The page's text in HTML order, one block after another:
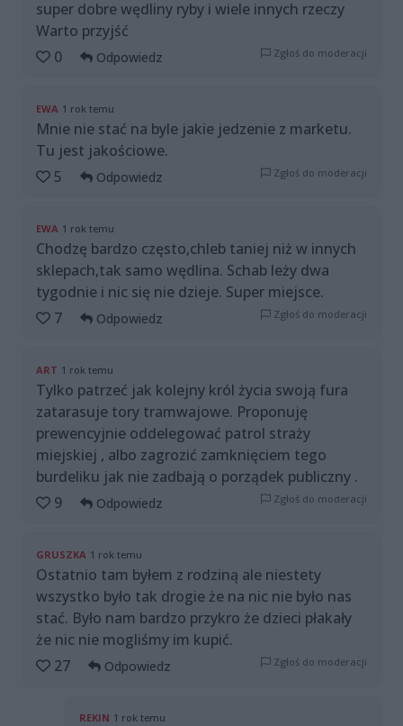
super dobre wędliny ryby i wiele innych rzeczy
Warto przyjść
0
Odpowiedz Zgłoś do moderacji
EWA 1 rok temu
Mnie nie stać na byle jakie jedzenie z marketu.
Tu jest jakościowe.
5
Odpowiedz Zgłoś do moderacji
EWA 1 rok temu
Chodzę bardzo często,chleb taniej niż w innych
sklepach,tak samo wędlina. Schab leży dwa
tygodnie i nic się nie dzieje. Super miejsce.
7
Odpowiedz Zgłoś do moderacji
ART 1 rok temu
Tylko patrzeć jak kolejny król życia swoją fura
zatarasuje tory tramwajowe. Proponuję
prewencyjnie oddelegować patrol straży
miejskiej , albo zagrozić zamknięciem tego
burdeliku jak nie zadbają o porządek publiczny .
9
Odpowiedz Zgłoś do moderacji
GRUSZKA 1 rok temu
Ostatnio tam byłem z rodziną ale niestety
wszystko było tak drogie że na nic nie było nas
stać. Było nam bardzo przykro że dzieci płakały
że nic nie mogliśmy im kupić.
27
Odpowiedz Zgłoś do moderacji
REKIN 1 rok temu